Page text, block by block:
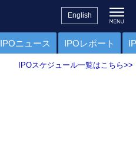
English
IPOニュース IPOレポート
IPOスケジュール一覧はこちら>>